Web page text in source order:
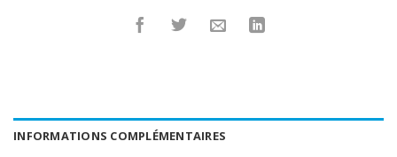
INFORMATIONS COMPLÉMENTAIRES